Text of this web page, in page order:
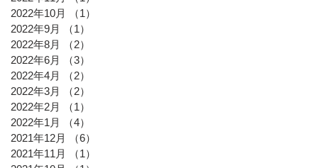
2022年10月
（1）
2022年9月
（1）
2022年8月
（2）
2022年6月
（3）
2022年4月
（2）
2022年3月
（2）
2022年2月
（1）
2022年1月
（4）
2021年12月
（6）
2021年11月
（1）